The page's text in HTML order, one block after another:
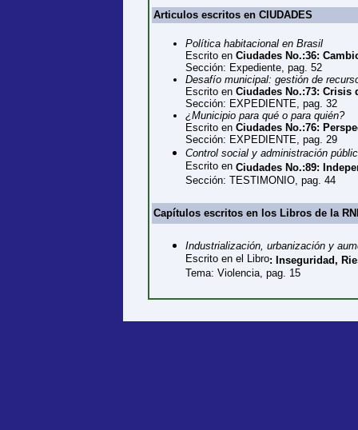
Articulos escritos en CIUDADES
Política habitacional en Brasil
Escrito en Ciudades No.:36:
Sección: Expediente, pag. 52
Desafío municipal: gestión de
Escrito en Ciudades No.:73: Crisis
Sección: EXPEDIENTE, pag. 32
¿Municipio para qué o para quién?
Escrito en Ciudades No.:76:
Sección: EXPEDIENTE, pag. 29
Control social y administración
Escrito en Ciudades No.:89:
Sección: TESTIMONIO, pag. 44
Capítulos escritos en los Libros de la
Industrialización, urbanización y
Escrito en el Libro: Inseguridad,
Tema: Violencia, pag. 15